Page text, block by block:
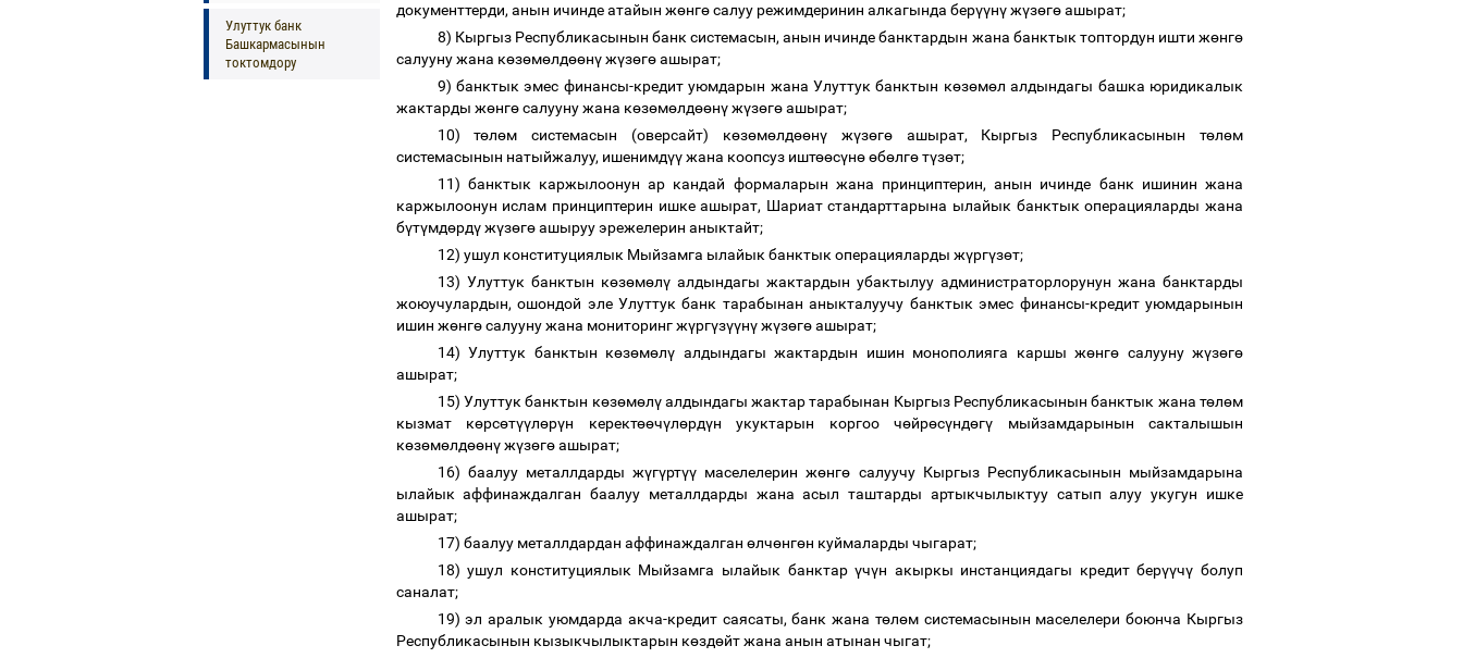
Улуттук банк
Башкармасынын
токтомдору
документтерди, анын ичинде атайын жөнгөсалуу режимдеринин алкагында берүүнүжүзөгөашырат;
8) Кыргыз Республикасынын банк системасын, анын ичинде банктардын жана банктык топтордун ишти жөнгө
салууну жана көзөмөлдөөнүжүзөгөашырат;
9) банктык эмес финансы-кредит уюмдарын жана Улуттук банктын көзөмөл алдындагы башка юридикалык
жактарды жөнгөсалууну жана көзөмөлдөөнүжүзөгөашырат;
10) төлөм системасын (оверсайт) көзөмөлдөөнүжүзөгөашырат, Кыргыз Республикасынын төлөм
системасынын натыйжалуу, ишенимдүүжана коопсуз иштөөсүнө өбөлгөтүзөт;
11) банктык каржылоонун ар кандай формаларын жана принциптерин, анын ичинде банк ишинин жана
каржылоонун ислам принциптерин ишке ашырат, Шариат стандарттарына ылайык банктык операцияларды жана
бүтүмдөрдүжүзөгөашыруу эрежелерин аныктайт;
12) ушул конституциялык Мыйзамга ылайык банктык операцияларды жүргүзөт;
13) Улуттук банктын көзөмөлүалдындагы жактардын убактылуу администраторлорунун жана банктарды
жоюучулардын, ошондой эле Улуттук банк тарабынан аныкталуучу банктык эмес финансы-кредит уюмдарынын
ишин жөнгөсалууну жана мониторинг жүргүзүүнүжүзөгөашырат;
14) Улуттук банктын көзөмөлү алдындагы жактардын ишин монополияга каршы жөнгө салууну жүзөгө
ашырат;
15) Улуттук банктын көзөмөлүалдындагы жактар тарабынан Кыргыз Республикасынын банктык жана төлөм
кызмат көрсөтүүлөрүн керектөөчүлөрдүн укуктарын коргоо чөйрөсүндөгү мыйзамдарынын сакталышын
көзөмөлдөөнүжүзөгөашырат;
16) баалуу металлдарды жүгүртүү маселелерин жөнгө салуучу Кыргыз Республикасынын мыйзамдарына
ылайык аффинаждалган баалуу металлдарды жана асыл таштарды артыкчылыктуу сатып алуу укугун ишке
ашырат;
17) баалуу металлдардан аффинаждалган өлчөнгөн куймаларды чыгарат;
18) ушул конституциялык Мыйзамга ылайык банктарүчүн акыркы инстанциядагы кредит берүүчү болуп
саналат;
19) эл аралык уюмдарда акча-кредит саясаты, банк жана төлөм системасынын маселелери боюнча Кыргыз
Республикасынын кызыкчылыктарын көздөйт жана анын атынан чыгат;